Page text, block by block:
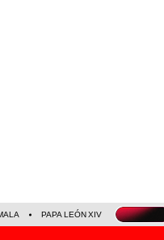
PAPA LEÓN XIV NALDY